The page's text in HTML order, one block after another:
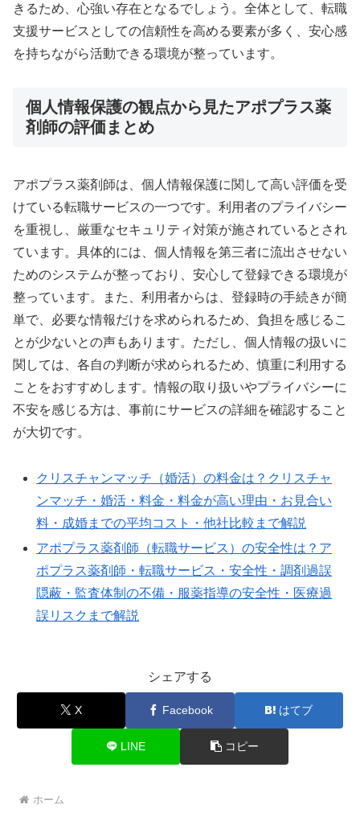
きるため、心強い存在となるでしょう。全体として、転職
支援サービスとしての信頼性を高める要素が多く、安心感
を持ちながら活動できる環境が整っています。
個人情報保護の観点から見たアポプラス薬
剤師の評価まとめ
アポプラス薬剤師は、個人情報保護に関して高い評価を受
けている転職サービスの一つです。利用者のプライバシー
を重視し、厳重なセキュリティ対策が施されているとされ
ています。具体的には、個人情報を第三者に流出させない
ためのシステムが整っており、安心して登録できる環境が
整っています。また、利用者からは、登録時の手続きが簡
単で、必要な情報だけを求められるため、負担を感じるこ
とが少ないとの声もあります。ただし、個人情報の扱いに
関しては、各自の判断が求められるため、慎重に利用する
ことをおすすめします。情報の取り扱いやプライバシーに
不安を感じる方は、事前にサービスの詳細を確認すること
が大切です。
クリスチャンマッチ（婚活）の料金は？クリスチャ
ンマッチ・婚活・料金・料金が高い理由・お見合い
料・成婚までの平均コスト・他社比較まで解説
アポプラス薬剤師（転職サービス）の安全性は？ア
ポプラス薬剤師・転職サービス・安全性・調剤過誤
隠蔽・監査体制の不備・服薬指導の安全性・医療過
誤リスクまで解説
シェアする
X Facebook はてブ
LINE コピー
ホーム